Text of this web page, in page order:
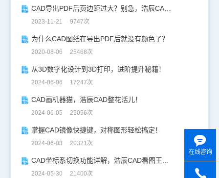
CAD导出PDF后页边距过大？别急，浩辰CAD教你快速调整PDF页边距！
2023-11-21 9747次
为什么CAD图纸在导出PDF后就没有颜色了？
2020-08-06 25468次
从3D数字化设计到3D打印，进阶提升秘籍！
2024-06-06 17247次
CAD画机器猫，浩辰CAD整花活儿！
2024-06-05 25056次
掌握CAD镜像快捷键，对称图形轻松搞定！
2024-06-03 20321次
CAD坐标系切换功能详解，浩辰CAD看图王让设计更自由！
2024-05-30 21400次
在线咨询